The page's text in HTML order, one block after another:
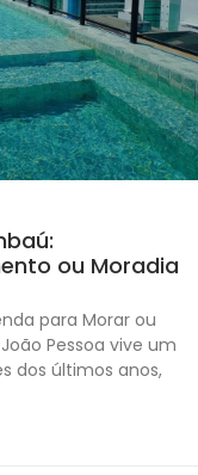
ou Moradia
para Morar ou
Pessoa vive um
dos últimos anos,